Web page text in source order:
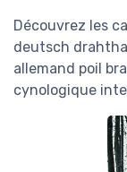
Découvrez les
deutsch
allemand poil
cynologique